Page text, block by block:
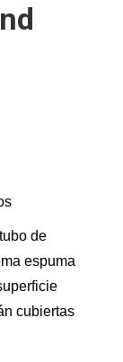
de
espuma
cubiertas